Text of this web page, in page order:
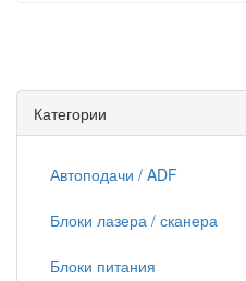
Категории
Автоподачи / ADF
Блоки лазера / сканера
Блоки питания